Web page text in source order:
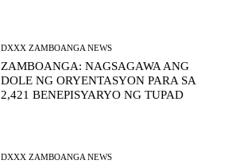
DXXX ZAMBOANGA NEWS
ZAMBOANGA: NAGSAGAWA ANG
DOLE NG ORYENTASYON PARA SA
2,421 BENEPISYARYO NG TUPAD
DXXX ZAMBOANGA NEWS